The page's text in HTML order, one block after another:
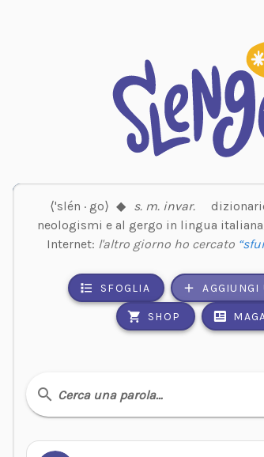
⟨'slén · go⟩ ◆ s. m. invar.
neologismi e al gergo in lingua
Internet: l'altro giorno ho cercato
SFOGLIA AGGIUNGI
SHOP
Cerca una parola…